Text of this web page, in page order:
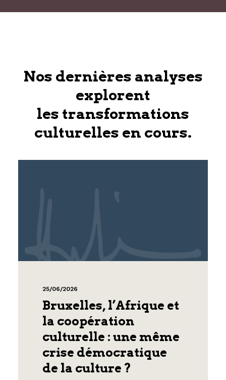
Nos dernières analyses
explorent
les transformations
culturelles en cours.
25/06/2026
Bruxelles, l’Afrique et
la coopération
culturelle : une même
crise démocratique
de la culture ?